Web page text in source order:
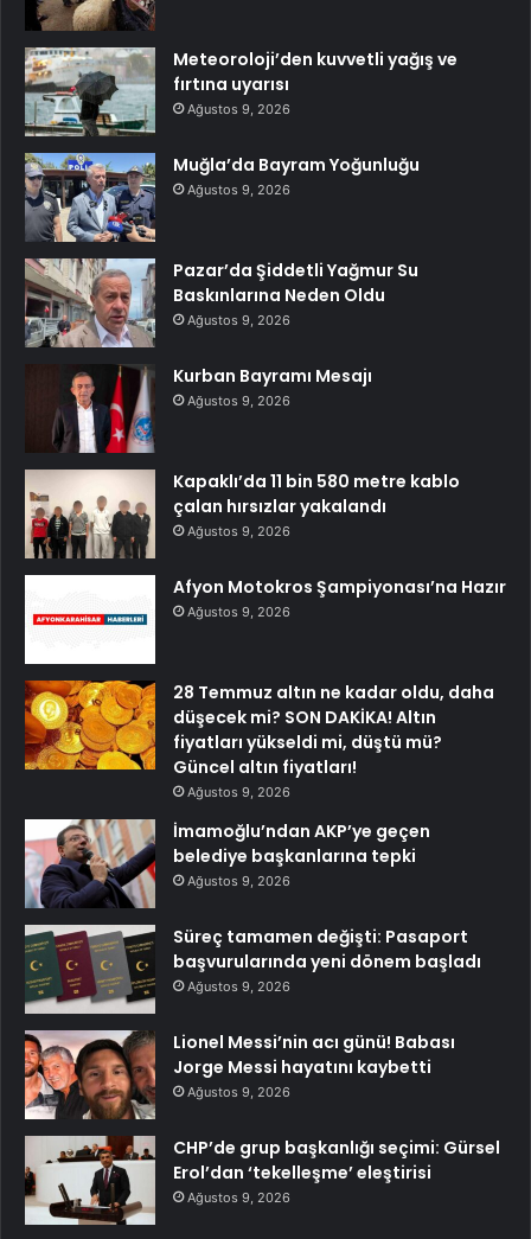
Meteoroloji’den kuvvetli yağış ve
fırtına uyarısı
Ağustos 9, 2026
Muğla’da Bayram Yoğunluğu
Ağustos 9, 2026
Pazar’da Şiddetli Yağmur Su
Baskınlarına Neden Oldu
Ağustos 9, 2026
Kurban Bayramı Mesajı
Ağustos 9, 2026
Kapaklı’da 11 bin 580 metre kablo
çalan hırsızlar yakalandı
Ağustos 9, 2026
Afyon Motokros Şampiyonası’na Hazır
Ağustos 9, 2026
28 Temmuz altın ne kadar oldu, daha
düşecek mi? SON DAKİKA! Altın
fiyatları yükseldi mi, düştü mü?
Güncel altın fiyatları!
Ağustos 9, 2026
İmamoğlu’ndan AKP’ye geçen
belediye başkanlarına tepki
Ağustos 9, 2026
Süreç tamamen değişti: Pasaport
başvurularında yeni dönem başladı
Ağustos 9, 2026
Lionel Messi’nin acı günü! Babası
Jorge Messi hayatını kaybetti
Ağustos 9, 2026
CHP’de grup başkanlığı seçimi: Gürsel
Erol’dan ‘tekelleşme’ eleştirisi
Ağustos 9, 2026